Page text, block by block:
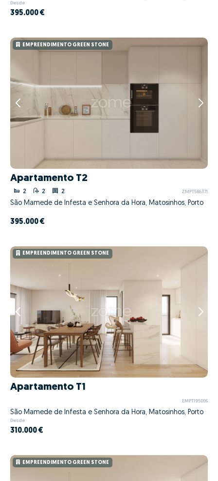
Desde
395.000 €
EMPREENDIMENTO GREEN STONE
Apartamento T2
2 2 2 ZMPT586371
São Mamede de Infesta e Senhora da Hora, Matosinhos, Porto
395.000 €
EMPREENDIMENTO GREEN STONE
Apartamento T1
EMPT195006
São Mamede de Infesta e Senhora da Hora, Matosinhos, Porto
Desde
310.000 €
EMPREENDIMENTO GREEN STONE